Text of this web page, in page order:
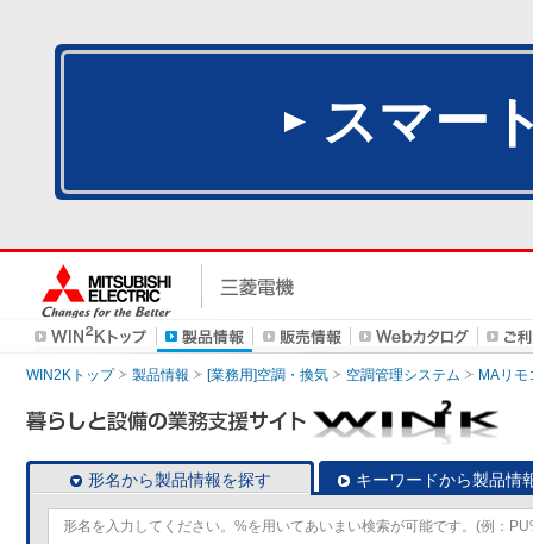
スマー
WIN2Kトップ 製品情報 [業務用]空調・換気 空調管理システム MAリモ
形名から製品情報を探す キーワードから製品情